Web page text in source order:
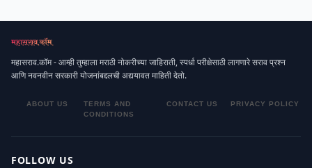
महासराव.कॉम - आम्ही तुम्हाला मराठी नोकरीच्या जाहिराती, स्पर्धा परीक्षेसाठी लागणारे सराव प्रश्न
आणि नवनवीन सरकारी योजनांबद्दलची अद्ययावत माहिती देतो.
ABOUT US
TERMS AND
CONDITIONS
CONTACT US PRIVACY POLICY
FOLLOW US